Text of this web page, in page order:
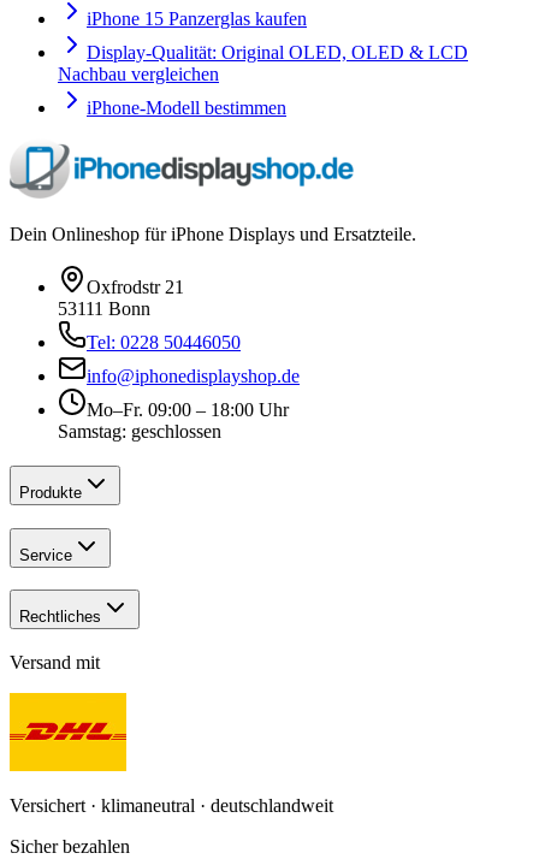
iPhone 15 Panzerglas kaufen
Display-Qualität: Original OLED, OLED & LCD
Nachbau vergleichen
iPhone-Modell bestimmen
Dein Onlineshop für iPhone Displays und Ersatzteile.
Oxfrodstr 21
53111 Bonn
Tel: 0228 50446050
info@iphonedisplayshop.de
Mo–Fr. 09:00 – 18:00 Uhr
Samstag: geschlossen
Produkte
Service
Rechtliches
Versand mit
Versichert · klimaneutral · deutschlandweit
Sicher bezahlen